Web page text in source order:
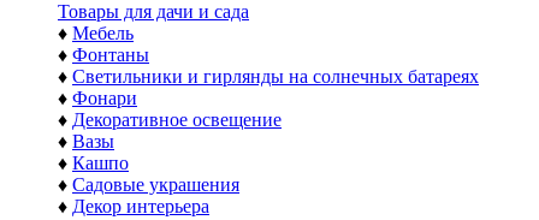
Товары для дачи и сада
♦ Мебель
♦ Фонтаны
♦ Светильники и гирлянды на солнечных батареях
♦ Фонари
♦ Декоративное освещение
♦ Вазы
♦ Кашпо
♦ Садовые украшения
♦ Декор интерьера